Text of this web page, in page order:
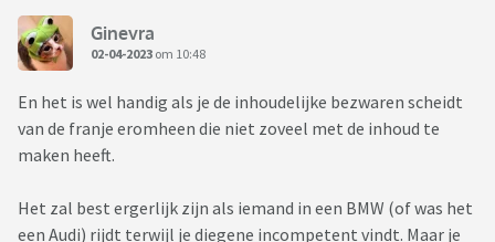
Ginevra
02-04-2023 om 10:48
En het is wel handig als je de inhoudelijke bezwaren scheidt
van de franje eromheen die niet zoveel met de inhoud te
maken heeft.
Het zal best ergerlijk zijn als iemand in een BMW (of was het
een Audi) rijdt terwijl je diegene incompetent vindt. Maar je